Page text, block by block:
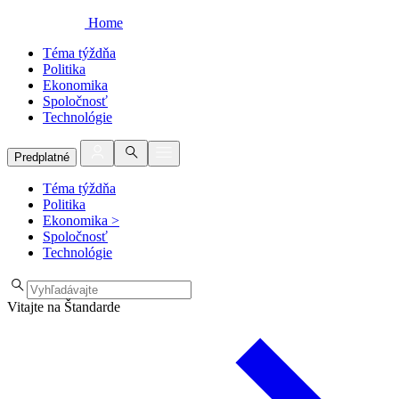
Home
Téma týždňa
Politika
Ekonomika
Spoločnosť
Technológie
Predplatné
Téma týždňa
Politika
Ekonomika >
Spoločnosť
Technológie
Vitajte na Štandarde